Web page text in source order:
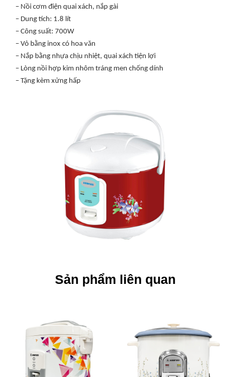
– Nồi cơm điện quai xách, nắp gài
– Dung tích: 1.8 lít
– Công suất: 700W
– Vỏ bằng inox có hoa văn
– Nắp bằng nhựa chịu nhiệt, quai xách tiện lợi
– Lòng nồi hợp kim nhôm tráng men chống dính
– Tặng kèm xửng hấp
Sản phẩm liên quan